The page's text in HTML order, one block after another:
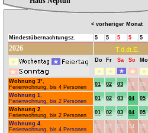
< vorheriger Monat
Mindestübernachtungsz. 5 5 5 5 5
2026 T.d.dt.E.
Do Fr Sa So Mo
Wohnung 3*,
Ferienwohnung, bis 4 Personen
01 02 03 04 05
Wohnung 1,
Ferienwohnung, bis 2 Personen
01 02 03 04 05
Wohnung 2,
Ferienwohnung, bis 2 Personen
01 02 03 04 05
Wohnung 4,
Ferienwohnung, bis 4 Personen
01 02 03 04 05